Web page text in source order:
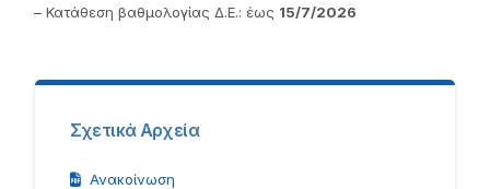
– Κατάθεση βαθμολογίας Δ.Ε.: έως 15/7/2026
Σχετικά Αρχεία
Ανακοίνωση